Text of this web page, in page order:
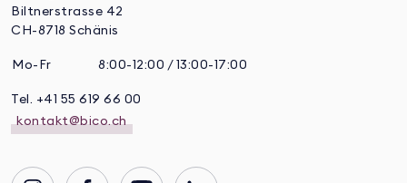
Biltnerstrasse 42
CH-8718 Schänis
Mo-Fr 8:00-12:00 / 13:00-17:00
Tel. +41 55 619 66 00
kontakt@bico.ch